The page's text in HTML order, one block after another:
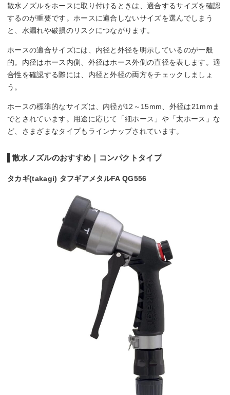
散水ノズルをホースに取り付けるときは、適合するサイズを確認
するのが重要です。ホースに適合しないサイズを選んでしまう
と、水漏れや破損のリスクにつながります。
ホースの適合サイズには、内径と外径を明示しているのが一般
的。内径はホース内側、外径はホース外側の直径を表します。適
合性を確認する際には、内径と外径の両方をチェックしましょ
う。
ホースの標準的なサイズは、内径が12～15mm、外径は21mmま
でとされています。用途に応じて「細ホース」や「太ホース」な
ど、さまざまなタイプもラインナップされています。
散水ノズルのおすすめ｜コンパクトタイプ
タカギ(takagi) タフギアメタルFA QG556